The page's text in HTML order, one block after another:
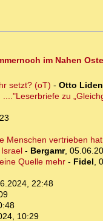
im Nahen
setzt? (oT) - Otto
zu
Menschen vertrieben hat
- Bergamr,
Quelle mehr- Fidel,
22:48
10:29